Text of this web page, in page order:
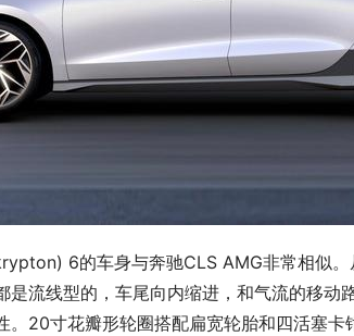
6的车身与奔驰CLS AMG非常相似
是流线型的，车尾向内缩进，和气流的移动
。20寸花瓣形轮圈搭配扁宽轮胎和四活塞